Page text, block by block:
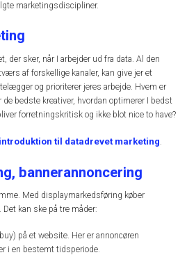
marketingsdiscipliner.
der sker, når I arbejder ud fra data. Al den
af forskellige kanaler, kan give jer et
og prioriterer jeres arbejde. Hvem er
bedste kreativer, hvordan optimerer I bedst
forretningskritisk og ikke blot nice to have?
introduktion til datadrevet marketing
bannerannoncering
Med displaymarkedsføring køber
kan ske på tre måder:
på et website. Her er annoncøren
i en bestemt tidsperiode.